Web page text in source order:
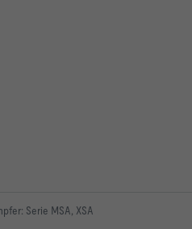
Serie MSA, XSA